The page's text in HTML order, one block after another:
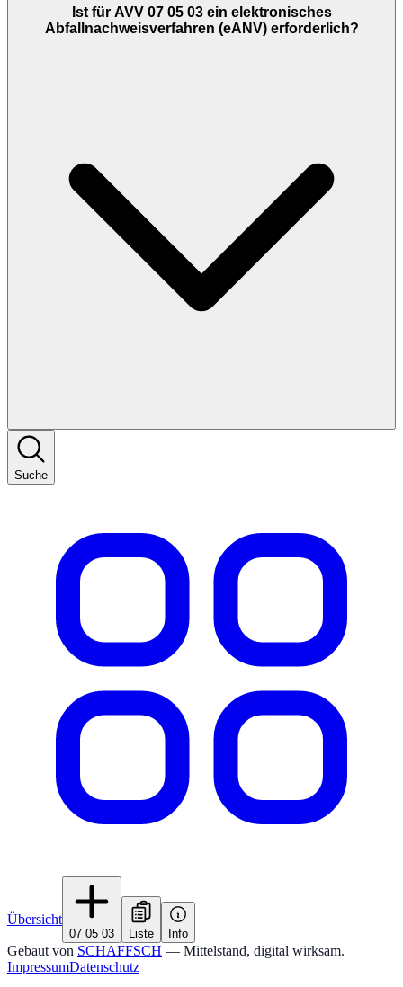
Ist für AVV 07 05 03 ein elektronisches
Abfallnachweisverfahren (eANV) erforderlich?
Suche
Übersicht
07 05 03 Liste Info
Gebaut von SCHAFFSCH — Mittelstand, digital wirksam.
ImpressumDatenschutz